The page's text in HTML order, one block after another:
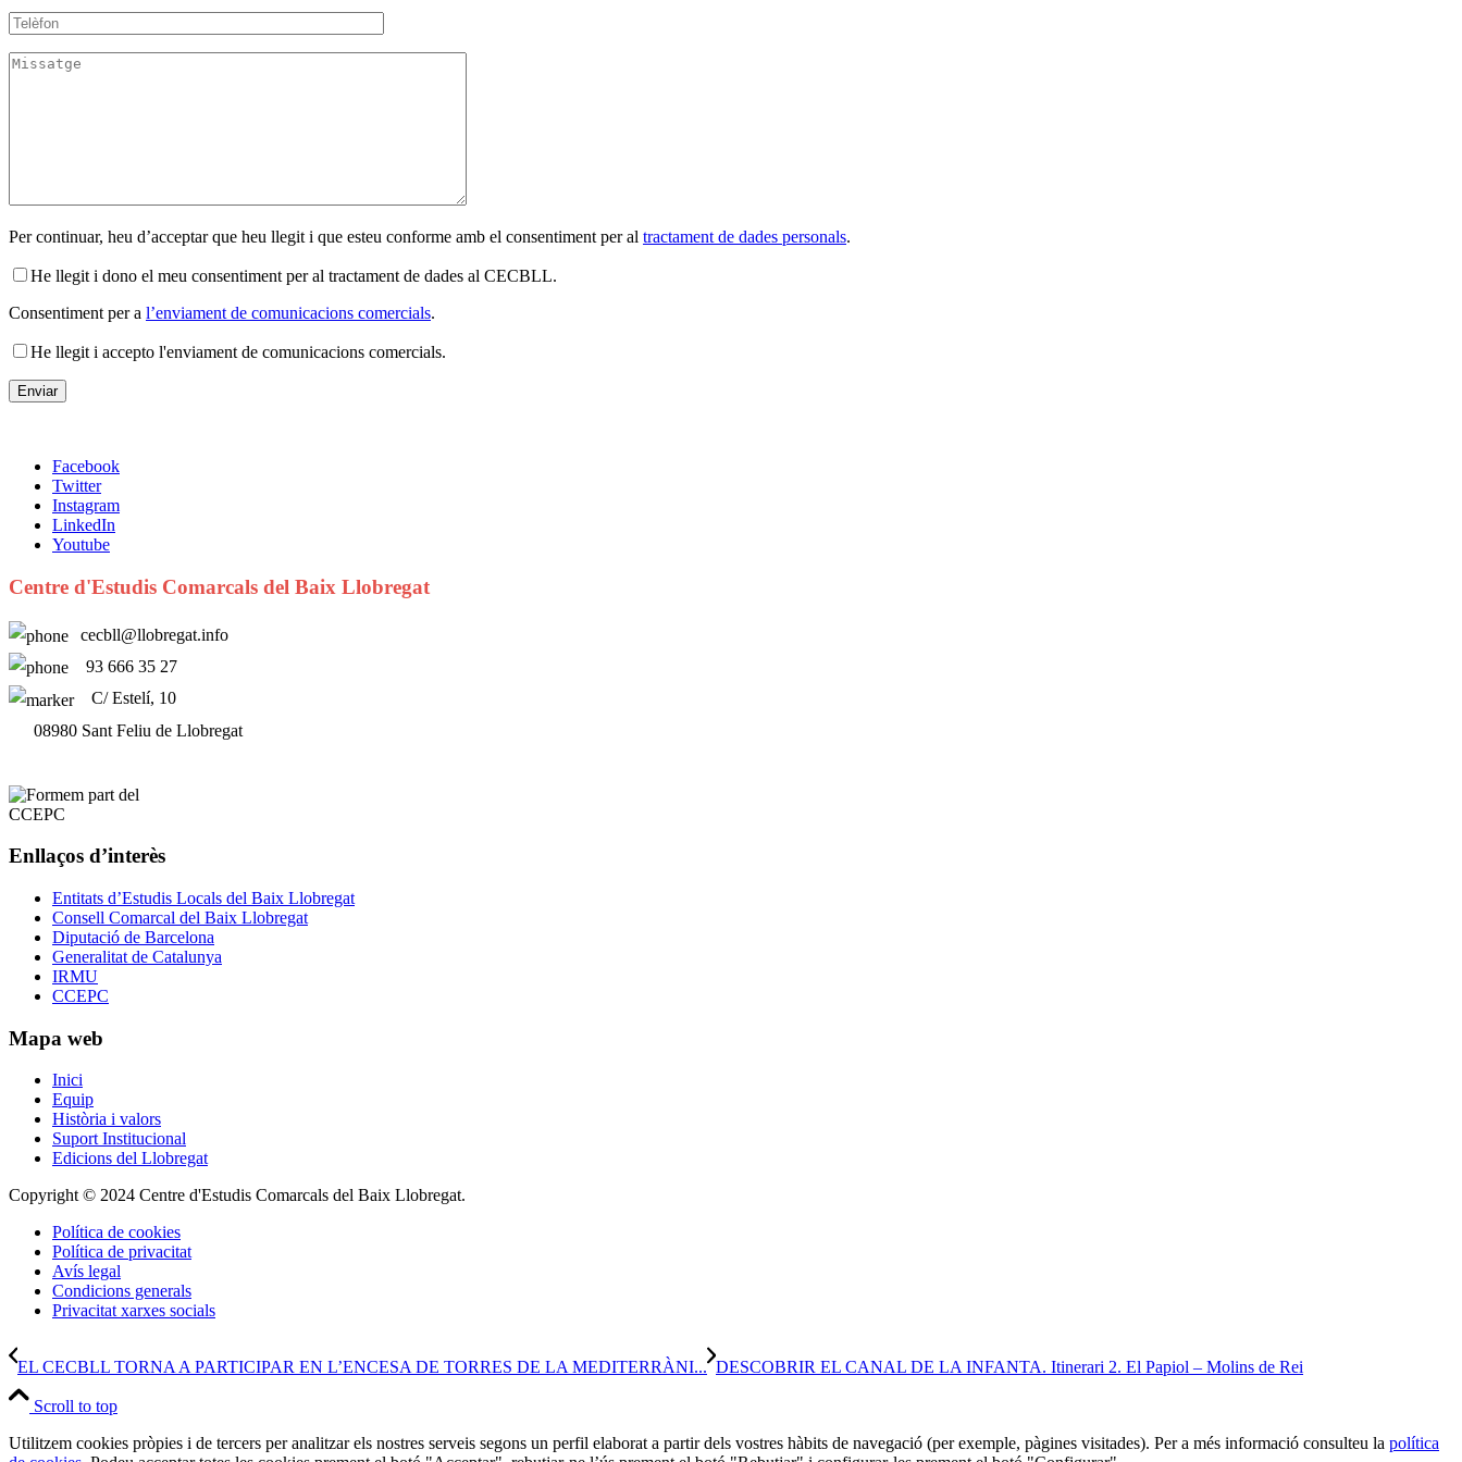
Per continuar, heu d’acceptar que heu llegit i que esteu conforme amb el consentiment per al tractament de dades personals.
He llegit i dono el meu consentiment per al tractament de dades al CECBLL.
Consentiment per a l’enviament de comunicacions comercials.
He llegit i accepto l'enviament de comunicacions comercials.
Facebook
Twitter
Instagram
LinkedIn
Youtube
Centre d'Estudis Comarcals del Baix Llobregat
cecbll@llobregat.info
93 666 35 27
C/ Estelí, 10
08980 Sant Feliu de Llobregat
Enllaços d’interès
Entitats d’Estudis Locals del Baix Llobregat
Consell Comarcal del Baix Llobregat
Diputació de Barcelona
Generalitat de Catalunya
IRMU
CCEPC
Mapa web
Inici
Equip
Història i valors
Suport Institucional
Edicions del Llobregat
Copyright © 2024 Centre d'Estudis Comarcals del Baix Llobregat.
Política de cookies
Política de privacitat
Avís legal
Condicions generals
Privacitat xarxes socials
EL CECBLL TORNA A PARTICIPAR EN L’ENCESA DE TORRES DE LA MEDITERRÀNI... DESCOBRIR EL CANAL DE LA INFANTA. Itinerari 2. El Papiol – Molins de Rei
Scroll to top
Utilitzem cookies pròpies i de tercers per analitzar els nostres serveis segons un perfil elaborat a partir dels vostres hàbits de navegació (per exemple, pàgines visitades). Per a més informació consulteu la política